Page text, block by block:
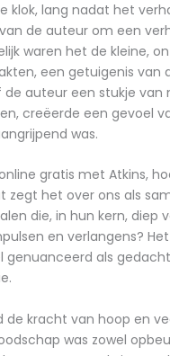
klok, lang nadat het
de auteur om een
waren het de kleine,
een getuigenis van
auteur een stukje van
creëerde een gevoel
was.
gratis met Atkins,
zegt het over ons als
die, in hun kern, diep
en verlangens?
als
kracht van hoop en
was zowel